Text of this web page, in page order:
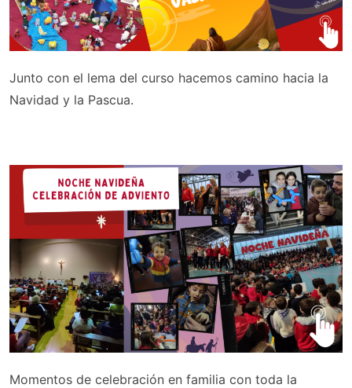
Junto con el lema del curso hacemos camino hacia la
Navidad y la Pascua.
Momentos de celebración en familia con toda la